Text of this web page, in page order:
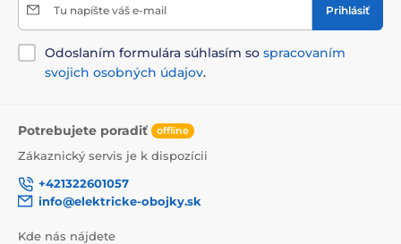
Tu napíšte váš e-mail Prihlásiť
Odoslaním formulára súhlasím so spracovaním
svojich osobných údajov.
Potrebujete poradiť offline
Zákaznický servis je k dispozícii
+421322601057
info@elektricke-obojky.sk
Kde nás nájdete